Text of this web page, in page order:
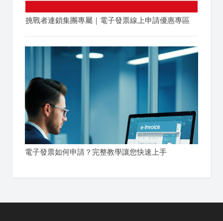
挑戰者連鎖集團專屬｜電子發票線上申請優惠專區
電子發票如何申請？完整教學讓您快速上手